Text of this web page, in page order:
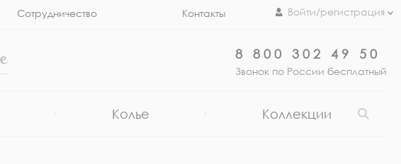
Сотрудничество Контакты Войти/регистрация
8 800 302 49 50
Звонок по России бесплатный
Колье Коллекции